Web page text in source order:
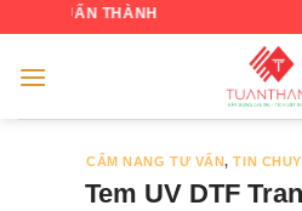
content
CẨM NANG TƯ VẤN,TIN
Tem UV DTF